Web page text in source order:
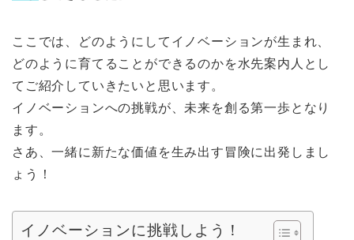
ここでは、どのようにしてイノベーションが生まれ、
どのように育てることができるのかを水先案内人とし
てご紹介していきたいと思います。
イノベーションへの挑戦が、未来を創る第一歩となり
ます。
さあ、一緒に新たな価値を生み出す冒険に出発しまし
ょう！
イノベーションに挑戦しよう！